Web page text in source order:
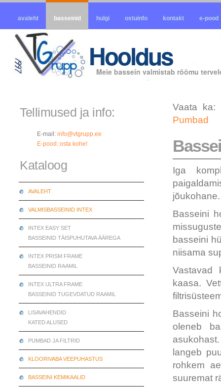
Hooldus
Meie bassein valmistab rõõmu
avaleht basseinid hulgi ostuinfo kontakt e-pood
Vaata ka:
Pumbad
Iga
jõukohane.
Basseini
basseini
niisama
Vastavad
kaasa.
Basseini
oleneb
langeb
rohkem
suuremat
Tellimused ja info:
E-mail: info@vtgrupp.ee
E-pood: osta kohe!
Kataloog
AVALEHT
VALMISBASSEINID INTEX
INTEX EASY SET
BASSEINID TÄISPUHUTAVA ÄÄREGA
INTEX PRISM FRAME
BASSEINID RAAMIL
INTEX ULTRA FRAME
BASSEINID TUGEVDATUD RAAMIL
LISAVAHENDID
KATED ALUSED
PUMBAD JA FILTRID
KLOORIVABA VEEPUHASTUS
BASSEINI KEMIKAALID